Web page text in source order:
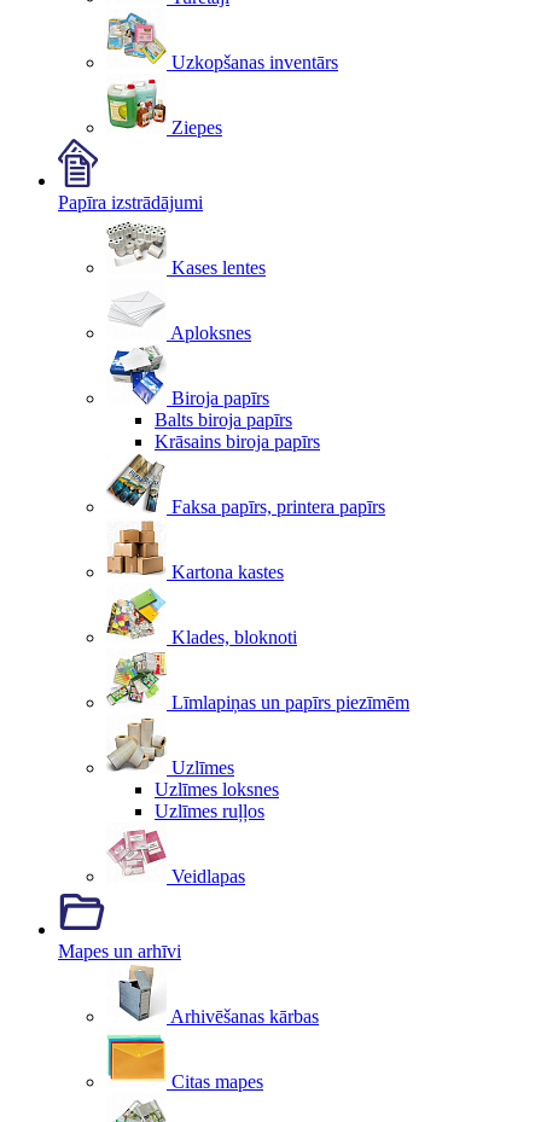
Uzkopšanas inventārs
Ziepes
Papīra izstrādājumi
Kases lentes
Aploksnes
Biroja papīrs
Balts biroja papīrs
Krāsains biroja papīrs
Faksa papīrs, printera papīrs
Kartona kastes
Klades, bloknoti
Līmlapiņas un papīrs piezīmēm
Uzlīmes
Uzlīmes loksnes
Uzlīmes ruļļos
Veidlapas
Mapes un arhīvi
Arhivēšanas kārbas
Citas mapes